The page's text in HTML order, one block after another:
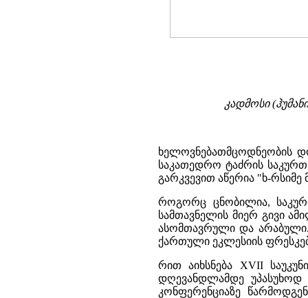
კადმოსი
ხელოვნებათმცოდნეობის
საკათედრო ტაძრის
გარკვევით აწერია "ხ-რსიმე
როგორც ცნობილია,
სამთავნელის მიერ გივი
ასომთავრული და არაბული.
ქართული ეკლესიის
რით აიხსნება XVII
დღევანდლამდე
კონფერენციაზე